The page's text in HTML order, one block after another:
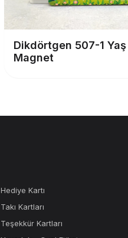
Dikdörtgen 507-1 Yaş
Magnet
Hediye Kartı
Takı Kartları
Teşekkür Kartları